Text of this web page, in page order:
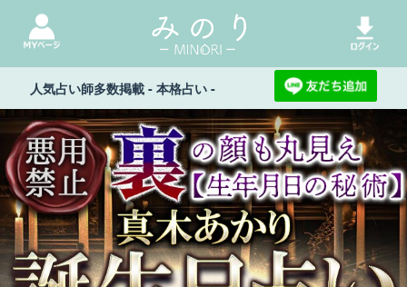
人気占い師多数掲載 - 本格占い -